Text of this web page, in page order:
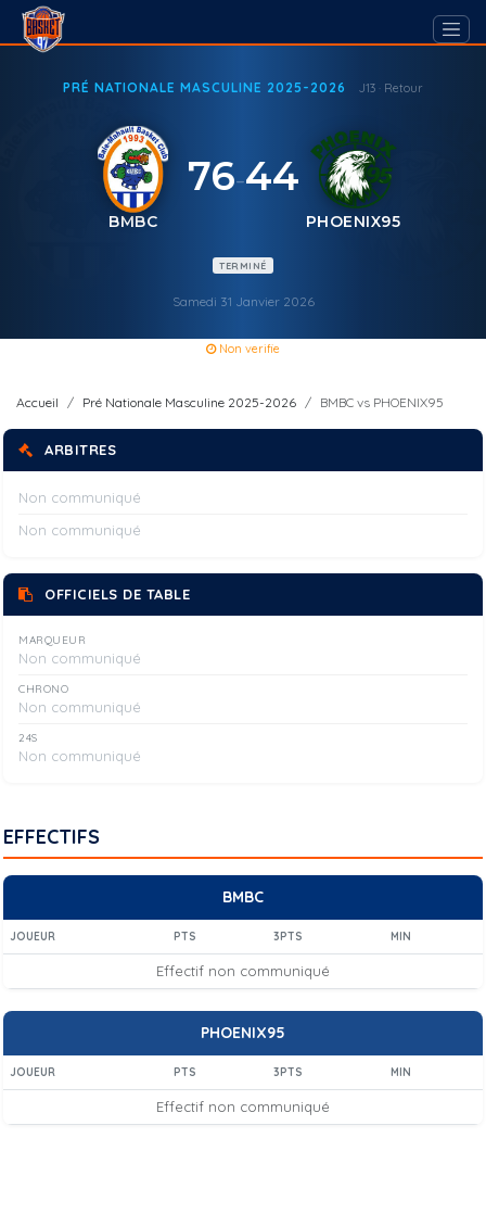
PRÉ NATIONALE MASCULINE 2025-2026 J13 · Retour
BMBC
76-44
PHOENIX95
TERMINÉ
Samedi 31 Janvier 2026
Non verifie
Accueil Pré Nationale Masculine 2025-2026 BMBC vs PHOENIX95
ARBITRES
Non communiqué
Non communiqué
OFFICIELS DE TABLE
MARQUEUR
Non communiqué
CHRONO
Non communiqué
24S
Non communiqué
EFFECTIFS
BMBC
JOUEUR PTS 3PTS MIN
Effectif non communiqué
PHOENIX95
JOUEUR PTS 3PTS MIN
Effectif non communiqué